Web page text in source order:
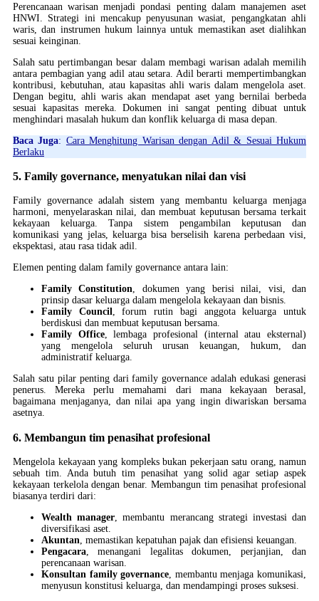
Perencanaan warisan menjadi pondasi penting dalam manajemen aset
HNWI. Strategi ini mencakup penyusunan wasiat, pengangkatan ahli
waris, dan instrumen hukum lainnya untuk memastikan aset dialihkan
sesuai keinginan.
Salah satu pertimbangan besar dalam membagi warisan adalah memilih
antara pembagian yang adil atau setara. Adil berarti mempertimbangkan
kontribusi, kebutuhan, atau kapasitas ahli waris dalam mengelola aset.
Dengan begitu, ahli waris akan mendapat aset yang bernilai berbeda
sesuai kapasitas mereka. Dokumen ini sangat penting dibuat untuk
menghindari masalah hukum dan konflik keluarga di masa depan.
Baca Juga: Cara Menghitung Warisan dengan Adil & Sesuai Hukum
Berlaku
5. Family governance, menyatukan nilai dan visi
Family governance adalah sistem yang membantu keluarga menjaga
harmoni, menyelaraskan nilai, dan membuat keputusan bersama terkait
kekayaan keluarga. Tanpa sistem pengambilan keputusan dan
komunikasi yang jelas, keluarga bisa berselisih karena perbedaan visi,
ekspektasi, atau rasa tidak adil.
Elemen penting dalam family governance antara lain:
Family Constitution, dokumen yang berisi nilai, visi, dan
prinsip dasar keluarga dalam mengelola kekayaan dan bisnis.
Family Council, forum rutin bagi anggota keluarga untuk
berdiskusi dan membuat keputusan bersama.
Family Office, lembaga profesional (internal atau eksternal)
yang mengelola seluruh urusan keuangan, hukum, dan
administratif keluarga.
Salah satu pilar penting dari family governance adalah edukasi generasi
penerus. Mereka perlu memahami dari mana kekayaan berasal,
bagaimana menjaganya, dan nilai apa yang ingin diwariskan bersama
asetnya.
6. Membangun tim penasihat profesional
Mengelola kekayaan yang kompleks bukan pekerjaan satu orang, namun
sebuah tim. Anda butuh tim penasihat yang solid agar setiap aspek
kekayaan terkelola dengan benar. Membangun tim penasihat profesional
biasanya terdiri dari:
Wealth manager, membantu merancang strategi investasi dan
diversifikasi aset.
Akuntan, memastikan kepatuhan pajak dan efisiensi keuangan.
Pengacara, menangani legalitas dokumen, perjanjian, dan
perencanaan warisan.
Konsultan family governance, membantu menjaga komunikasi,
menyusun konstitusi keluarga, dan mendampingi proses suksesi.